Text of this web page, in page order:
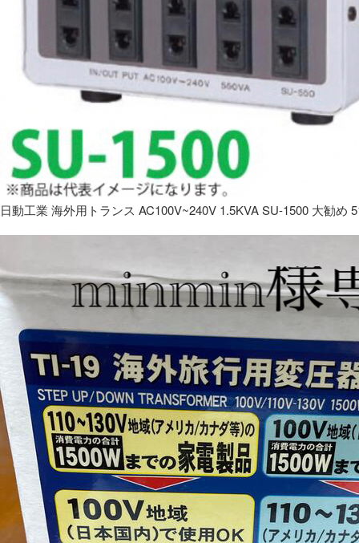
日動工業 海外用トランス AC100V~240V 1.5KVA SU-1500 大勧め